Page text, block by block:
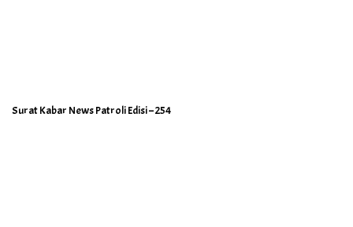
Surat Kabar News Patroli Edisi – 254